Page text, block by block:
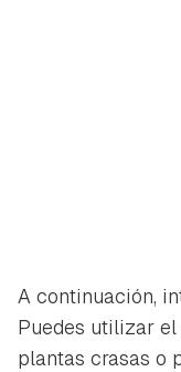
A continuación,
Puedes utilizar
plantas crasas o